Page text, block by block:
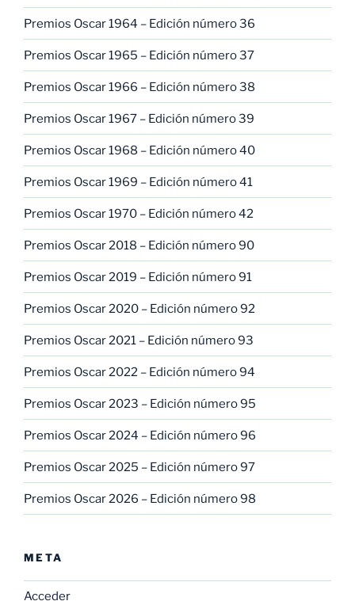
Premios Oscar 1964 – Edición número 36
Premios Oscar 1965 – Edición número 37
Premios Oscar 1966 – Edición número 38
Premios Oscar 1967 – Edición número 39
Premios Oscar 1968 – Edición número 40
Premios Oscar 1969 – Edición número 41
Premios Oscar 1970 – Edición número 42
Premios Oscar 2018 – Edición número 90
Premios Oscar 2019 – Edición número 91
Premios Oscar 2020 – Edición número 92
Premios Oscar 2021 – Edición número 93
Premios Oscar 2022 – Edición número 94
Premios Oscar 2023 – Edición número 95
Premios Oscar 2024 – Edición número 96
Premios Oscar 2025 – Edición número 97
Premios Oscar 2026 – Edición número 98
META
Acceder